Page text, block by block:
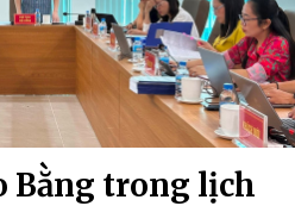
Bằng trong lịch